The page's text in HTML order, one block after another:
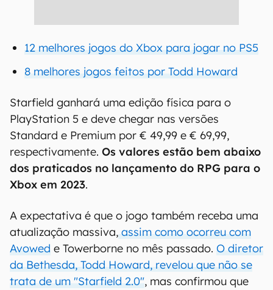
12 melhores jogos do Xbox para jogar no PS5
8 melhores jogos feitos por Todd Howard
Starfield ganhará uma edição física para o
PlayStation 5 e deve chegar nas versões
Standard e Premium por € 49,99 e € 69,99,
respectivamente. Os valores estão bem abaixo
dos praticados no lançamento do RPG para o
Xbox em 2023.
A expectativa é que o jogo também receba uma
atualização massiva, assim como ocorreu com
Avowed e Towerborne no mês passado. O diretor
da Bethesda, Todd Howard, revelou que não se
trata de um "Starfield 2.0", mas confirmou que